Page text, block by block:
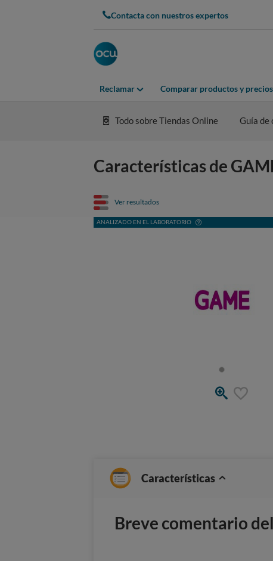
Contacta con nuestros expertos
Reclamar Comparar productos y precios
Todo sobre Tiendas Online Guía de
Características de
Ver resultados
ANALIZADO EN EL LABORATORIO
Características
Breve comentario